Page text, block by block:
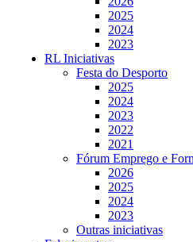
2025
2024
2023
RL Iniciativas
Festa do Desporto
2025
2024
2023
2022
2021
Fórum Emprego e
2026
2025
2024
2023
Outras iniciativas